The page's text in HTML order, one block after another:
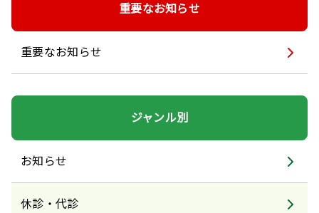
重要なお知らせ
重要なお知らせ
ジャンル別
お知らせ
休診・代診